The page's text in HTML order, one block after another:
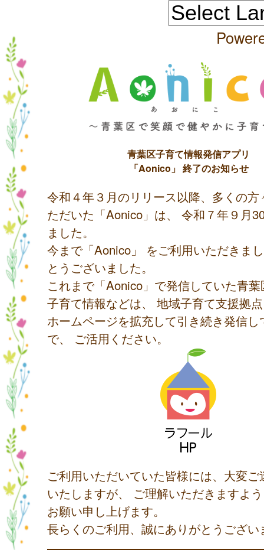
青葉区子育て情報発信アプリ
「Aonico」 終了のお知らせ
令和４年３月のリリース以降、多くの方
ただいた「Aonico」は、 令和７年９月
ました。
今まで「Aonico」 をご利用いただきま
とうございました。
これまで「Aonico」で発信していた青
子育て情報などは、 地域子育て支援拠
ホームページを拡充して引き続き発信し
で、 ご活用ください。
ご利用いただいていた皆様には、大変
いたしますが、 ご理解いただきますよ
お願い申し上げます。
長らくのご利用、誠にありがとうござい